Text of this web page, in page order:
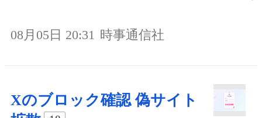
08月05日 20:31 時事通信社
Xのブロック確認 偽サイト